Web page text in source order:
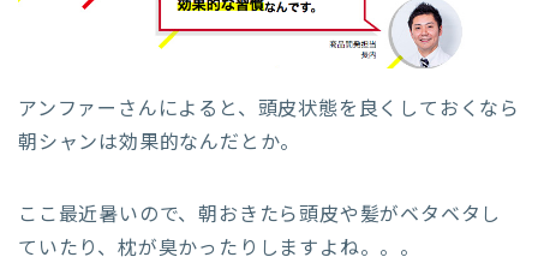
アンファーさんによると、頭皮状態を良くしておくなら
朝シャンは効果的なんだとか。
ここ最近暑いので、朝おきたら頭皮や髪がベタベタし
ていたり、枕が臭かったりしますよね。。。